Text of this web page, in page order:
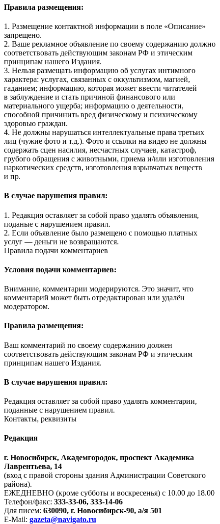
Правила размещения:
1. Размещение контактной информации в поле «Описание»
запрещено.
2. Ваше рекламное объявление по своему содержанию должно
соответствовать действующим законам РФ и этическим
принципам нашего Издания.
3. Нельзя размещать информацию об услугах интимного
характера: услугах, связанных с оккультизмом, магией,
гаданием; информацию, которая может ввести читателей
в заблуждение и стать причиной финансового или
материального ущерба; информацию о деятельности,
способной причинить вред физическому и психическому
здоровью граждан.
4. Не должны нарушаться интеллектуальные права третьих
лиц (чужие фото и т.д.). Фото и ссылки на видео не должны
содержать сцен насилия, несчастных случаев, катастроф,
грубого обращения с животными, приема и/или изготовления
наркотических средств, изготовления взрывчатых веществ
и пр.
В случае нарушения правил:
1. Редакция оставляет за собой право удалять объявления,
поданые с нарушением правил.
2. Если объявление было размещено с помощью платных
услуг — деньги не возвращаются.
Правила подачи комментариев
Условия подачи комментариев:
Внимание, комментарии модерируются. Это значит, что
комментарий может быть отредактирован или удалён
модератором.
Правила размещения:
Ваш комментарий по своему содержанию должен
соответствовать действующим законам РФ и этическим
принципам нашего Издания.
В случае нарушения правил:
Редакция оставляет за собой право удалять комментарии,
поданные с нарушением правил.
Контакты, реквизиты
Редакция
г. Новосибирск, Академгородок, проспект Академика
Лаврентьева, 14
(вход с правой стороны здания Администрации Советского
района).
ЕЖЕДНЕВНО (кроме субботы и воскресенья) с 10.00 до 18.00
Телефон/факс: 333-33-06, 333-14-06
Для писем: 630090, г. Новосибирск-90, а/я 501
E-Mail: gazeta@navigato.ru